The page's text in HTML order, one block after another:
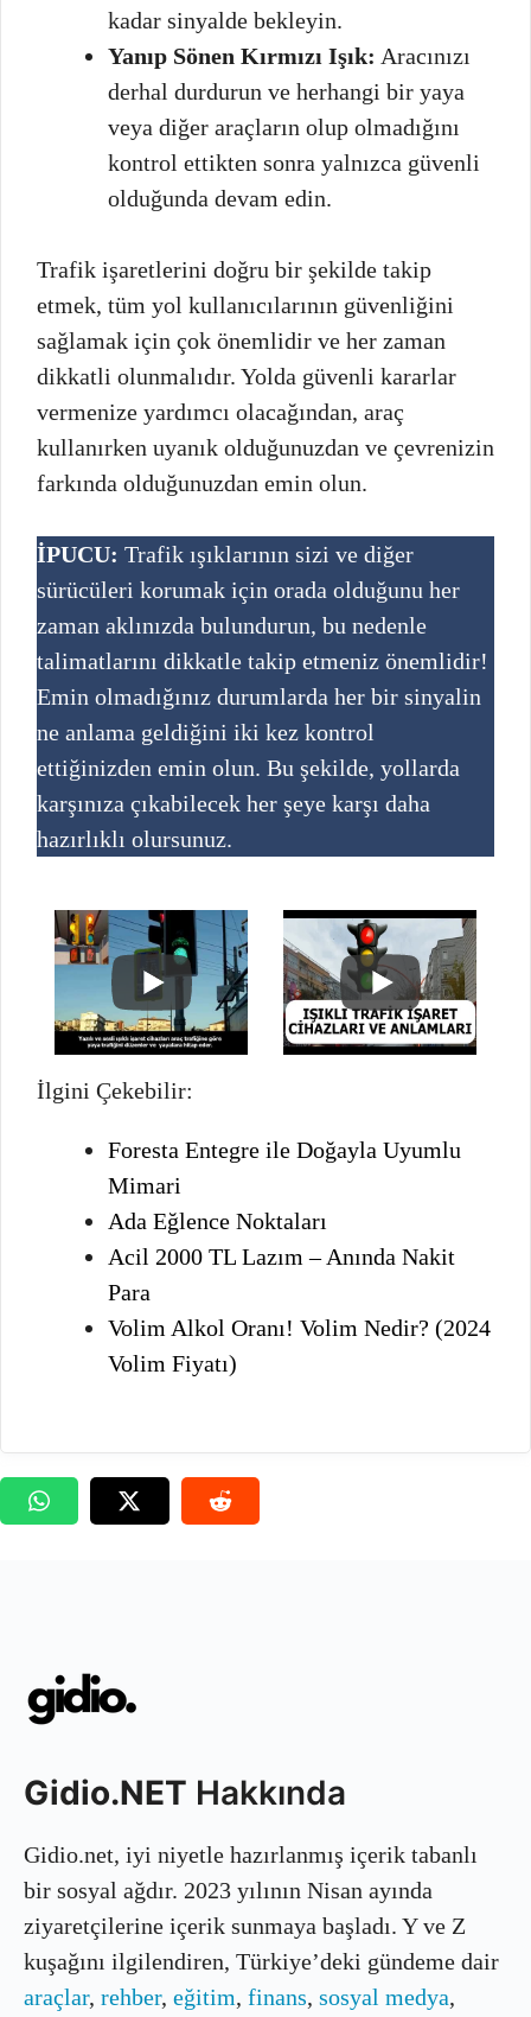
kadar sinyalde bekleyin.
Yanıp Sönen Kırmızı Işık: Aracınızı
derhal durdurun ve herhangi bir yaya
veya diğer araçların olup olmadığını
kontrol ettikten sonra yalnızca güvenli
olduğunda devam edin.
Trafik işaretlerini doğru bir şekilde takip
etmek, tüm yol kullanıcılarının güvenliğini
sağlamak için çok önemlidir ve her zaman
dikkatli olunmalıdır. Yolda güvenli kararlar
vermenize yardımcı olacağından, araç
kullanırken uyanık olduğunuzdan ve çevrenizin
farkında olduğunuzdan emin olun.
İPUCU: Trafik ışıklarının sizi ve diğer
sürücüleri korumak için orada olduğunu her
zaman aklınızda bulundurun, bu nedenle
talimatlarını dikkatle takip etmeniz önemlidir!
Emin olmadığınız durumlarda her bir sinyalin
ne anlama geldiğini iki kez kontrol
ettiğinizden emin olun. Bu şekilde, yollarda
karşınıza çıkabilecek her şeye karşı daha
hazırlıklı olursunuz.
İlgini Çekebilir:
Foresta Entegre ile Doğayla Uyumlu
Mimari
Ada Eğlence Noktaları
Acil 2000 TL Lazım – Anında Nakit
Para
Volim Alkol Oranı! Volim Nedir? (2024
Volim Fiyatı)
Gidio.NET Hakkında
Gidio.net, iyi niyetle hazırlanmış içerik tabanlı
bir sosyal ağdır. 2023 yılının Nisan ayında
ziyaretçilerine içerik sunmaya başladı. Y ve Z
kuşağını ilgilendiren, Türkiye’deki gündeme dair
araçlar, rehber, eğitim, finans, sosyal medya,